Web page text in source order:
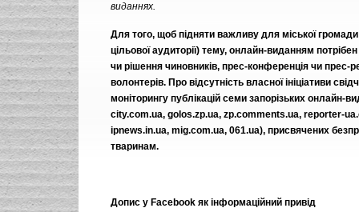
виданнях.
Для того, щоб підняти важливу для міської
цільової аудиторії) тему, онлайн-виданням
чи рішення чиновників, прес-конференція чи прес-
волонтерів. Про відсутність власної ініціативи
моніторингу публікацій семи запорізьких онлайн-
city.com.ua, golos.zp.ua, zp.comments.ua, reporter-
ipnews.in.ua, mig.com.ua, 061.ua), присвячених
тваринам.
Допис у Facebook як інформаційний привід